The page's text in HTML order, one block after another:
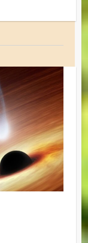
t
n
Z
o
g
e
n
n
a
v
i
g